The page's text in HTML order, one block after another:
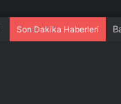
Son Dakika Haberleri